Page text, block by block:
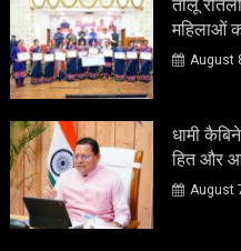
तीलू
महिलाओं
August
धामी
हित और
August